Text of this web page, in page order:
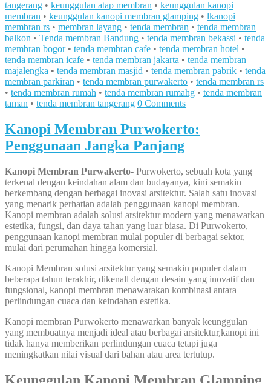
tangerang • keunggulan atap membran • keunggulan kanopi
membran • keunggulan kanopi membran glamping • lkanopi
membran rs • membran layang • tenda membran • tenda membran
balkon • Tenda membran Bandung • tenda membran bekassi • tenda
membran bogor• tenda membran cafe • tenda membran hotel •
tenda membran icafe • tenda membran jakarta • tenda membran
majalengka • tenda membran masjid • tenda membran pabrik • tenda
membran parkiran • tenda membran purwakerto • tenda membran rs
• tenda membran rumah • tenda membran rumahg • tenda membran
taman • tenda membran tangerang 0 Comments
Kanopi Membran Purwokerto:
Penggunaan Jangka Panjang
Kanopi Membran Purwakerto- Purwokerto, sebuah kota yang
terkenal dengan keindahan alam dan budayanya, kini semakin
berkembang dengan berbagai inovasi arsitektur. Salah satu inovasi
yang menarik perhatian adalah penggunaan kanopi membran.
Kanopi membran adalah solusi arsitektur modern yang menawarkan
estetika, fungsi, dan daya tahan yang luar biasa. Di Purwokerto,
penggunaan kanopi membran mulai populer di berbagai sektor,
mulai dari perumahan hingga komersial.
Kanopi Membran solusi arsitektur yang semakin populer dalam
beberapa tahun terakhir, dikenall dengan desain yang inovatif dan
fungsional, kanopi membran menawarakan kombinasi antara
perlindungan cuaca dan keindahan estetika.
Kanopi membran Purwokerto menawarkan banyak keunggulan
yang membuatnya menjadi ideal atau berbagai arsitektur,kanopi ini
tidak hanya memberikan perlindungan cuaca tetapi juga
meningkatkan nilai visual dari bahan atau area tertutup.